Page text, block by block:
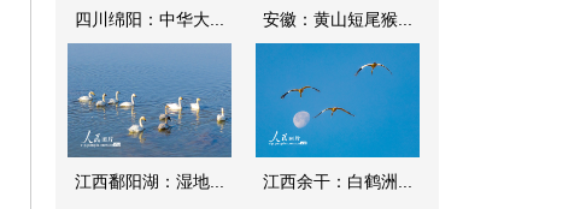
四川绵阳：中华大... 安徽：黄山短尾猴...
江西鄱阳湖：湿地... 江西余干：白鹤洲...